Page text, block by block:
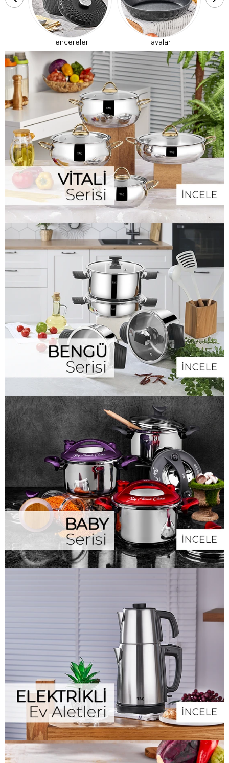
Tencereler Tavalar